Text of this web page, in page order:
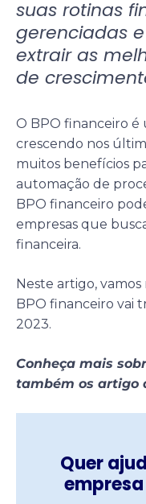
suas rotinas
gerenciadas
extrair as
de
O BPO financeiro
crescendo nos
muitos benefícios
automação de
BPO financeiro
empresas que
financeira.
Neste artigo,
BPO financeiro vai
2023.
Conheça mais
também os artigo
Quer
empresa